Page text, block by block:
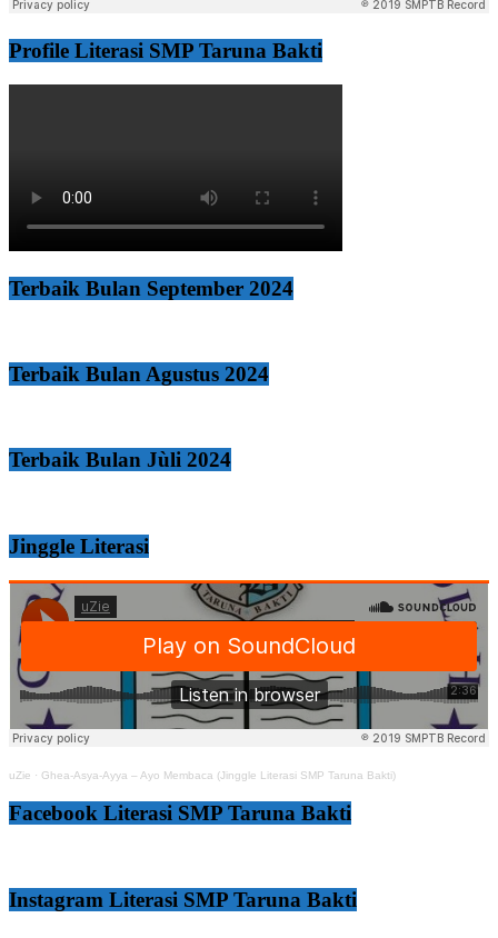
Profile Literasi SMP Taruna Bakti
Terbaik Bulan September 2024
Terbaik Bulan Agustus 2024
Terbaik Bulan Jùli 2024
Jinggle Literasi
uZie · Ghea-Asya-Ayya – Ayo Membaca (Jinggle Literasi SMP Taruna Bakti)
Facebook Literasi SMP Taruna Bakti
Instagram Literasi SMP Taruna Bakti